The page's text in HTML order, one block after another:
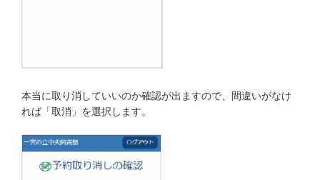
本当に取り消していいのか確認が出ますので、間違いがなけ
れば「取消」を選択します。